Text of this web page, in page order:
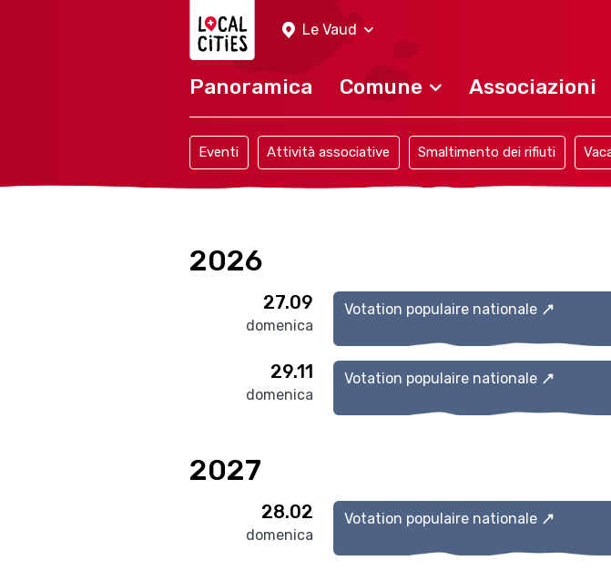
Le Vaud
Panoramica Comune Associazioni
Eventi Attività associative Smaltimento dei rifiuti
2026
27.09
domenica
Votation populaire nationale
29.11
domenica
Votation populaire nationale
2027
28.02
domenica
Votation populaire nationale